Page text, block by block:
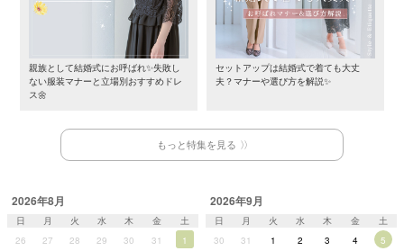
親族として結婚式にお呼ばれ✨失敗し
ない服装マナーと立場別おすすめドレ
ス🌼
セットアップは結婚式で着ても大丈
夫？マナーや選び方を解説✨
もっと特集を見る
2026年8月
日 月 火 水 木 金
土
26
27 28 29 30 31
1
2026年9月
日 月 火 水 木 金
土
30
31 1 2 3 4
5